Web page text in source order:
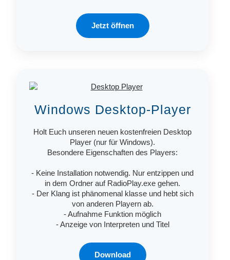
Jetzt öffnen
Windows Desktop-Player
Holt Euch unseren neuen kostenfreien Desktop
Player (nur für Windows).
Besondere Eigenschaften des Players:
- Keine Installation notwendig. Nur entzippen und
in dem Ordner auf RadioPlay.exe gehen.
- Der Klang ist phänomenal klasse und hebt sich
von anderen Playern ab.
- Aufnahme Funktion möglich
- Anzeige von Interpreten und Titel
Download